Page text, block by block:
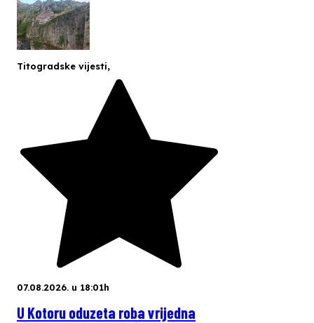
Titogradske vijesti,
07.08.2026. u 18:01h
U Kotoru oduzeta roba vrijedna